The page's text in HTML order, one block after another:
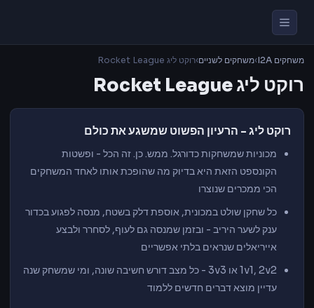
משחקים I2A ›משחקים לשניים›רוקט ליג Rocket League
רוקט ליג Rocket League
רוקט ליג - הרעיון הפשוט שמשגע את כולם
מכוניות שמשחקות כדורגל. ממש. כן. זה הכל - ופשטות
הקונספט הזאת היא בדיוק מה שהופכת אותו לאחד המשחקים
הכי ממכרים שנוצרו
כל שחקן שולט במכונית, אוספת דלק בשטח, מנסה לפגוע בכדור
ענק לשער היריב - ובזמן שמנסה גם לעוף, לסחרר ולבצע
אייריאלים שנראים בלתי אפשריים
1v1, 2v2 או 3v3 - כל מצב דורש חשיבה שונה, ומי שמשחק שנה
עדיין מוצא דברים חדשים ללמוד